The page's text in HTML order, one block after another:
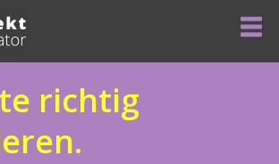
richtig